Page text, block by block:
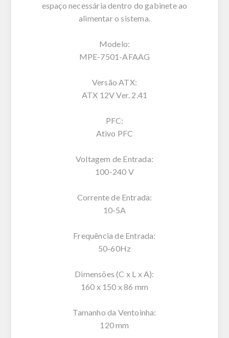
espaço necessária dentro do gabinete ao
alimentar o sistema.
Modelo:
MPE-7501-AFAAG
Versão ATX:
ATX 12V Ver. 2.41
PFC:
Ativo PFC
Voltagem de Entrada:
100-240 V
Corrente de Entrada:
10-5A
Frequência de Entrada:
50-60Hz
Dimensões (C x L x A):
160 x 150 x 86 mm
Tamanho da Ventoinha:
120 mm